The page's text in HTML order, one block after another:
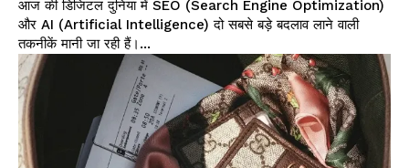
आज की डिजिटल दुनिया में SEO (Search Engine Optimization)
और AI (Artificial Intelligence) दो सबसे बड़े बदलाव लाने वाली
तकनीकें मानी जा रही हैं।...